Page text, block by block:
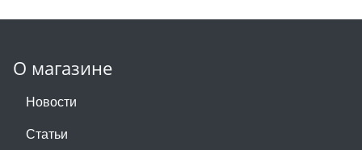
О магазине
Новости
Статьи